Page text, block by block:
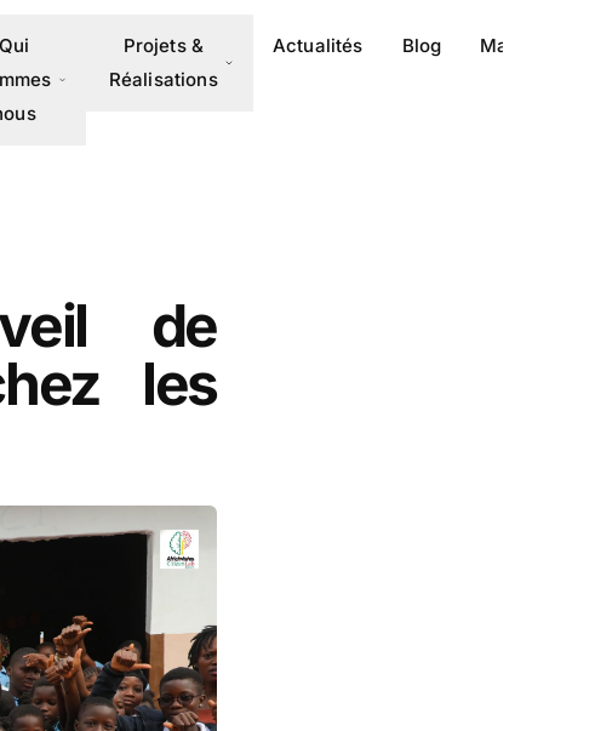
Qui
Projets &
Réalisations
Actualités Blog Magazine
de
les